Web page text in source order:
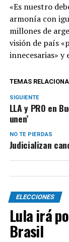
«Es nuestro
armonía con
millones de
visión de país
innecesarias» y
TEMAS
SIGUIENTE
LLA y PRO en
unen’
NO TE PIERDAS
Judicializan
ELECCIONES
Lula irá
Brasil